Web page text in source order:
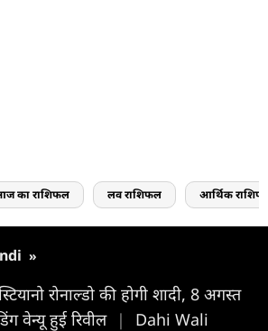
का राशिफल लव राशिफल आर्थिक
»
रोनाल्डो की होगी शादी, 8 अगस्त
वेन्यू हुई र‍िवील |
Dahi Wali